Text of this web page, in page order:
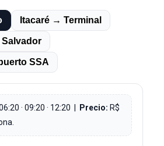
Itacaré → Terminal
SSA
· 09:20 · 12:20 | Precio: R$